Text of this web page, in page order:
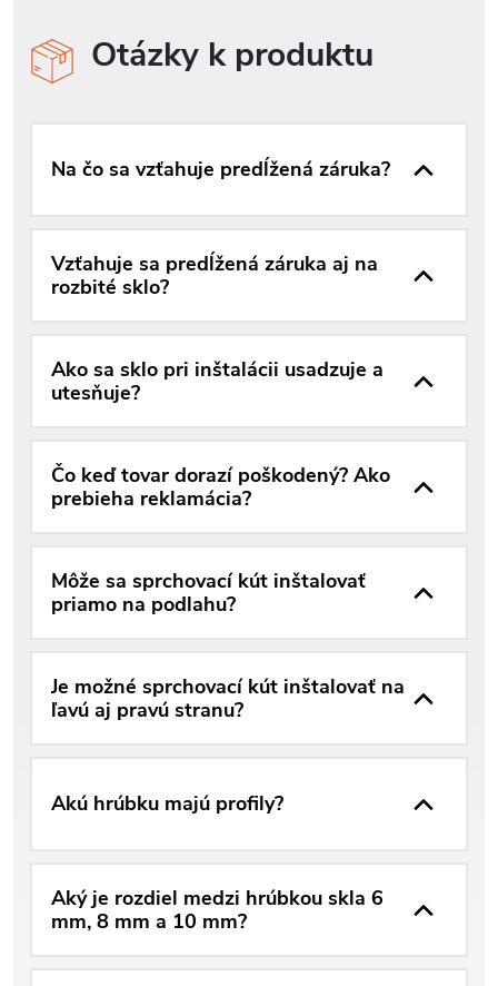
Otázky k produktu
Na čo sa vzťahuje predĺžená záruka?
Vzťahuje sa predĺžená záruka aj na
rozbité sklo?
Ako sa sklo pri inštalácii usadzuje a
utesňuje?
Čo keď tovar dorazí poškodený? Ako
prebieha reklamácia?
Môže sa sprchovací kút inštalovať
priamo na podlahu?
Je možné sprchovací kút inštalovať na
ľavú aj pravú stranu?
Akú hrúbku majú profily?
Aký je rozdiel medzi hrúbkou skla 6
mm, 8 mm a 10 mm?